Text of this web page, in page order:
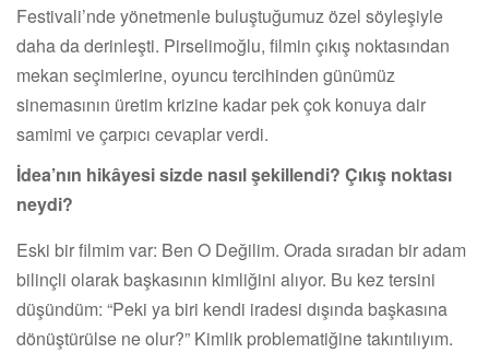
Festivali’nde yönetmenle buluştuğumuz özel söyleşiyle
daha da derinleşti. Pirselimoğlu, filmin çıkış noktasından
mekan seçimlerine, oyuncu tercihinden günümüz
sinemasının üretim krizine kadar pek çok konuya dair
samimi ve çarpıcı cevaplar verdi.
İdea’nın hikâyesi sizde nasıl şekillendi? Çıkış noktası
neydi?
Eski bir filmim var: Ben O Değilim. Orada sıradan bir adam
bilinçli olarak başkasının kimliğini alıyor. Bu kez tersini
düşündüm: “Peki ya biri kendi iradesi dışında başkasına
dönüştürülse ne olur?” Kimlik problematiğine takıntılıyım.